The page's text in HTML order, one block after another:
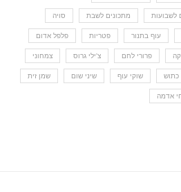
לשבועות מתכונים לשבת סויה
עוף בתנור פטריות פלפל אדום
פרורי לחם צ'ילי גרוס צמחוני
כתוש שוקי עוף שיני שום שמן זית
אדמה